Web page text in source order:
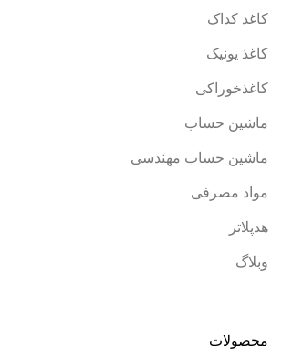
کاغذ کداک
کاغذ یونیک
کاغذخوراکی
ماشین حساب
ماشین حساب مهندسی
مواد مصرفی
هدپلاتر
وبلاگ
محصولات